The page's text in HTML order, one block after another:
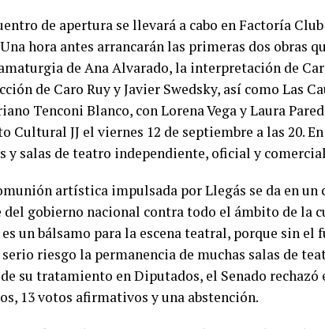
de apertura se llevará a cabo en Factoría
hora antes arrancarán las primeras dos obras
de Ana Alvarado, la interpretación de
de Caro Ruy y Javier Swedsky, así como Las
Tenconi Blanco, con Lorena Vega y Laura
Cultural JJ el viernes 12 de septiembre a las 20.
y salas de teatro independiente, oficial y
artística impulsada por Llegás se da en
del gobierno nacional contra todo el ámbito de la
es un bálsamo para la escena teatral, porque sin
riesgo la permanencia de muchas salas de
su tratamiento en Diputados, el Senado
13 votos afirmativos y una abstención.